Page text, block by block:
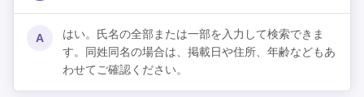
A
はい。氏名の全部または一部を入力して検索できま
す。同姓同名の場合は、掲載日や住所、年齢などもあ
わせてご確認ください。